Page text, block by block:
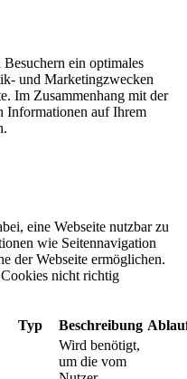
ein optimales
und Marketingzwecken
Im Zusammenhang mit der
Informationen auf Ihrem
eine Webseite nutzbar zu
wie Seitennavigation
der Webseite ermöglichen.
nicht richtig
Typ Beschreibung
Wird benötigt,
um die vom